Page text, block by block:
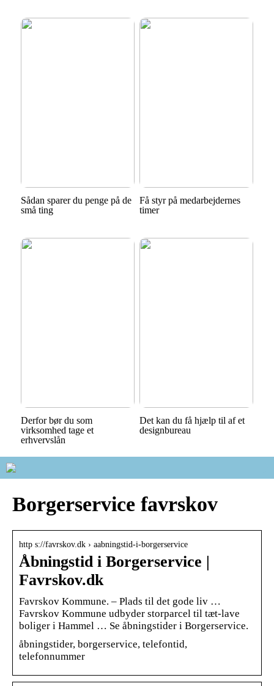
Sådan sparer du penge på de
små ting
Få styr på medarbejdernes
timer
Derfor bør du som
virksomhed tage et
erhvervslån
Det kan du få hjælp til af et
designbureau
Borgerservice favrskov
http s://favrskov.dk › aabningstid-i-borgerservice
Åbningstid i Borgerservice |
Favrskov.dk
Favrskov Kommune. – Plads til det gode liv …
Favrskov Kommune udbyder storparcel til tæt-lave
boliger i Hammel … Se åbningstider i Borgerservice.
åbningstider, borgerservice, telefontid,
telefonnummer